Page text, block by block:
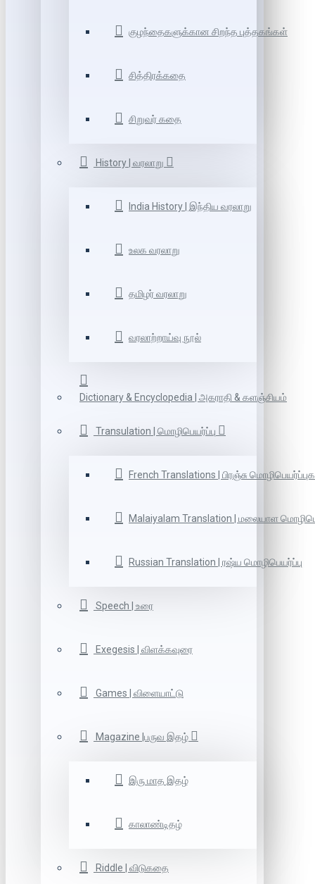
குழந்தைகளுக்கான சிறந்த புத்தகங்கள்
சித்திரக்கதை
சிறுவர் கதை
History | வரலாறு
India History | இந்திய வரலாறு
உலக வரலாறு
தமிழர் வரலாறு
வரலாற்றாய்வு நூல்
Dictionary & Encyclopedia | அகராதி & களஞ்சியம்
Transulation | மொழிபெயர்ப்பு
French Translations | பிரஞ்சு
Malaiyalam Translation | மலையாள
Russian Translation | ரஷ்ய மொழிபெயர்ப்பு
Speech | உரை
Exegesis | விளக்கவுரை
Games | விளையாட்டு
Magazine |பருவ இதழ்
இரு மாத இதழ்
காலாண்டிதழ்
Riddle | விடுகதை